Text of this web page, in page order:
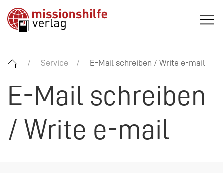
Service E-Mail schreiben / Write e-mail
E-Mail schreiben
/ Write e-mail